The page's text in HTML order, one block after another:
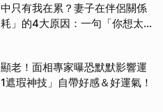
只有我在累？妻子在伴侶關係
」的4大原因：一句「你想太
老！面相專家曝恐默默影響運
遮瑕神技」自帶好感＆好運氣！